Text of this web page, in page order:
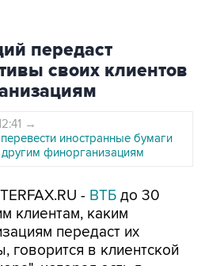
передаст
своих клиентов
→
иностранные бумаги
финорганизациям
- ВТБ до 30
клиентам, каким
передаст их
говорится в клиентской